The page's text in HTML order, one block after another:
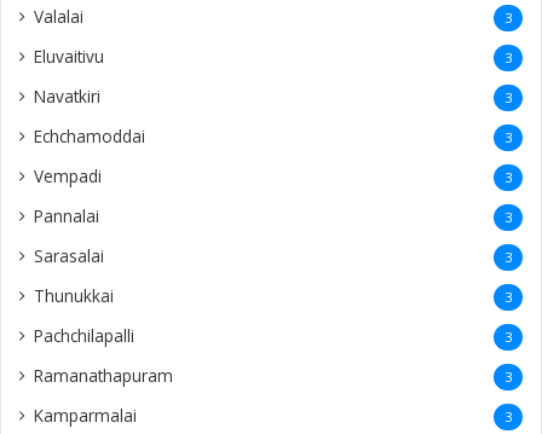
Valalai 3
Eluvaitivu 3
Navatkiri 3
Echchamoddai 3
Vempadi 3
Pannalai 3
Sarasalai 3
Thunukkai 3
Pachchilapalli 3
Ramanathapuram 3
Kamparmalai 3